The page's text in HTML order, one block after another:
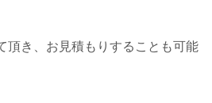
頂き、お見積もりすることも可能